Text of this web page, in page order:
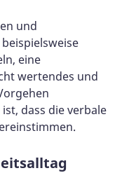
und
eine
wertendes und
dass die verbale